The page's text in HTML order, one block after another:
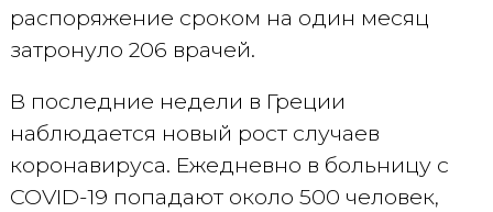
распоряжение сроком на один месяц
затронуло 206 врачей.
В последние недели в Греции
наблюдается новый рост случаев
коронавируса. Ежедневно в больницу с
COVID-19 попадают около 500 человек,